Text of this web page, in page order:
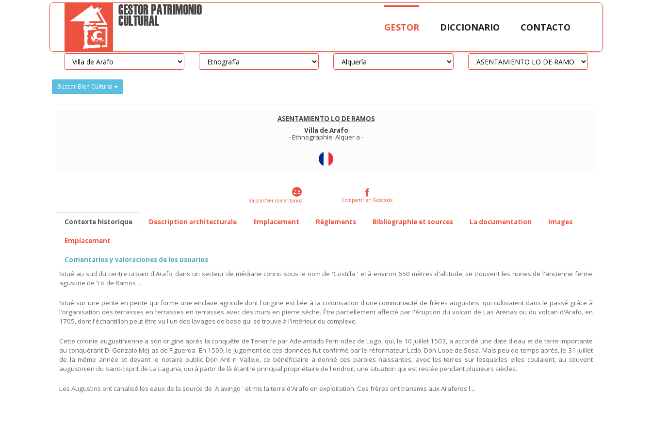
GESTOR DICCIONARIO CONTACTO
Buscar Bien Cultural
ASENTAMIENTO LO DE RAMOS
Villa de Arafo
-Ethnographie. Alquer a -
2,5
Valorar/Ver comentarios
Compartir en Facebook
Contexte historique Description architecturale Emplacement Règlements Bibliographie et sources La documentation Images
Emplacement
Comentarios y valoraciones de los usuarios
Situé au sud du centre urbain d'Arafo, dans un secteur de médiane connu sous le nom de 'Costilla ' et à environ 650 mètres d'altitude, se trouvent les ruines de l'ancienne ferme
agustine de 'Lo de Ramos '.
Situé sur une pente en pente qui forme une enclave agricole dont l'origine est liée à la colonisation d'une communauté de frères augustins, qui cultivaient dans le passé grâce à
l'organisation des terrasses en terrasses en terrasses avec des murs en pierre sèche. Être partiellement affecté par l'éruption du volcan de Las Arenas ou du volcan d'Arafo, en
1705, dont l'échantillon peut être vu l'un des lavages de base qui se trouve à l'intérieur du complexe.
Cette colonie augustinienne a son origine après la conquête de Tenerife par Adelantado Fern ndez de Lugo, qui, le 10 juillet 1503, a accordé une date d'eau et de terre importante
au conquérant D. Gonzalo Mej as de Figueroa. En 1509, le jugement de ces données fut confirmé par le réformateur Lcdo. Don Lope de Sosa. Mais peu de temps après, le 31 juillet
de la même année et devant le notaire public Don Ant n Vallejo, ce bénéficiaire a donné ces paroles naissantes, avec les terres sur lesquelles elles coulaient, au couvent
augustinien du Saint-Esprit de La Laguna, qui à partir de là étant le principal propriétaire de l'endroit, une situation qui est restée pendant plusieurs siècles.
Les Augustins ont canalisé les eaux de la source de 'A avingo ' et mis la terre d'Arafo en exploitation. Ces frères ont transmis aux Araferos l ...